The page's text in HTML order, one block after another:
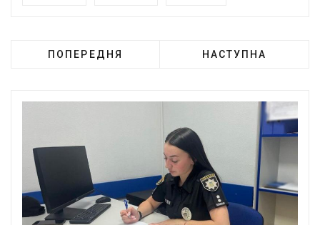
ПОПЕРЕДНЯ НАСТУПНА